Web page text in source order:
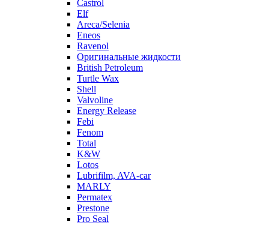
Castrol
Elf
Areca/Selenia
Eneos
Ravenol
Оригинальные жидкости
British Petroleum
Turtle Wax
Shell
Valvoline
Energy Release
Febi
Fenom
Total
K&W
Lotos
Lubrifilm, AVA-car
MARLY
Permatex
Prestone
Pro Seal